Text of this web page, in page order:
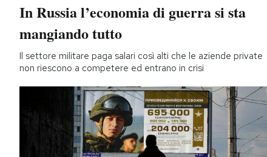
In Russia l’economia di guerra si sta
mangiando tutto
Il settore militare paga salari così alti che le aziende private
non riescono a competere ed entrano in crisi